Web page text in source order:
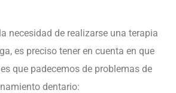
necesidad de realizarse una terapia
es preciso tener en cuenta en que
que padecemos de problemas de
dentario: